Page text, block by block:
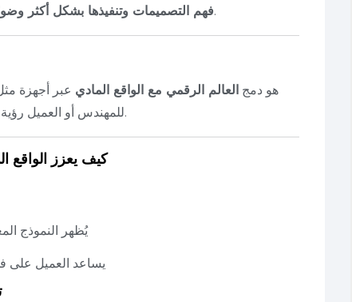
فهم التصميمات وتنفيذها بشكل أكثر، وتقليل نسبة الخطأ والتعديلات المكلفة.
هو دمج العالم الرقمي مع الواقع المادي عبر أجهزة
للمهندس أو العميل رؤية التصميم ثلاثي الأبعاد وكأنه مطبّق فعليًا في الموقع.
✅ كيف يعزز الواقع
يُظهر النموذج
يساعد العميل على